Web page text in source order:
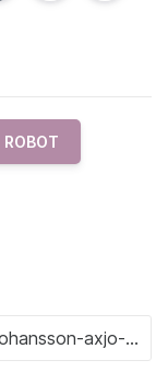
ROBOT